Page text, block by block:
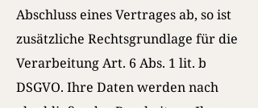
Abschluss eines Vertrages ab, so ist
zusätzliche Rechtsgrundlage für die
Verarbeitung Art. 6 Abs. 1 lit. b
DSGVO. Ihre Daten werden nach